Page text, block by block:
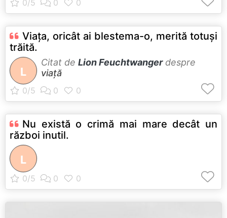
Viaţa, oricât ai blestema-o, merită totuşi
trăită.
L
Citat de Lion Feuchtwangerdespre
viață
Nu există o crimă mai mare decât un
război inutil.
L